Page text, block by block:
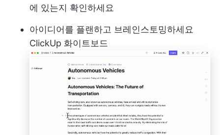
에 있는지 확인하세요
아이디어를 플랜하고 브레인스토밍하세요
ClickUp 화이트보드